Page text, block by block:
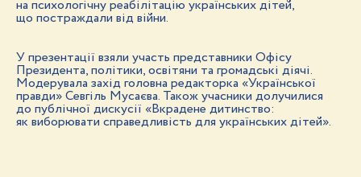
на психологічну реабілітацію українських дітей,
що постраждали від війни.
У презентації взяли участь представники Офісу
Президента, політики, освітяни та громадські діячі.
Модерувала захід головна редакторка «Української
правди» Севгіль Мусаєва. Також учасники долучилися
до публічної дискусії «Вкрадене дитинство:
як виборювати справедливість для українських дітей».